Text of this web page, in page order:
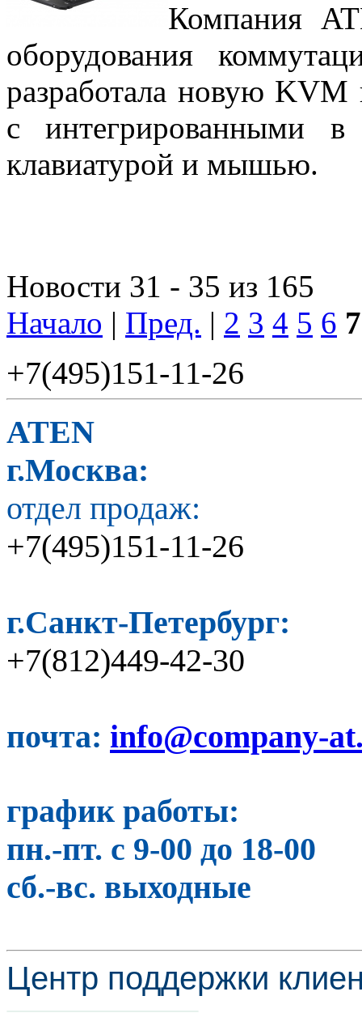
Компания
оборудования
разработала новую
с интегрированными
клавиатурой и мышью.
Новости 31 - 35 из 165
Начало | Пред. | 2 3 4 5 6 7
+7(495)151-11-26
ATEN
г.Москва:
отдел продаж:
+7(495)151-11-26
г.Санкт-Петербург:
+7(812)449-42-30
почта: info@company-
график работы:
пн.-пт. с 9-00 до 18-00
сб.-вс. выходные
Центр поддержки